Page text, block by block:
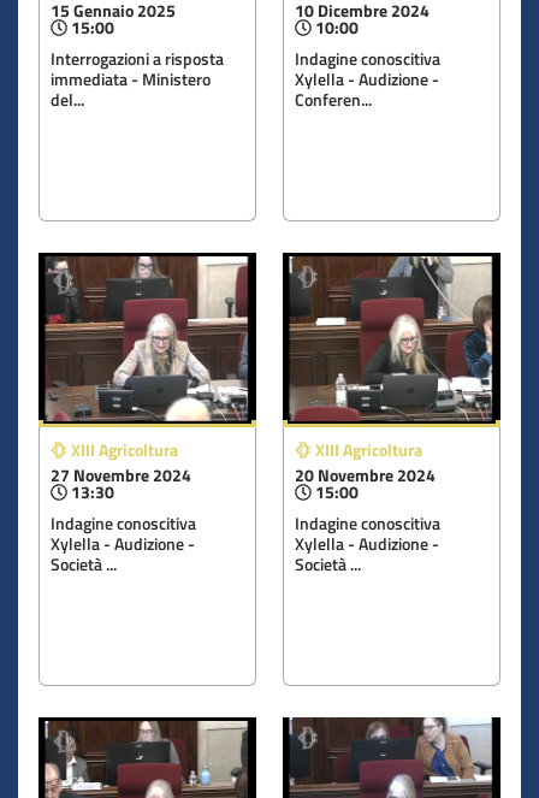
15 Gennaio 2025
15:00
Interrogazioni a risposta
immediata - Ministero
del...
10 Dicembre 2024
10:00
Indagine conoscitiva
Xylella - Audizione -
Conferen...
XIII Agricoltura
27 Novembre 2024
13:30
Indagine conoscitiva
Xylella - Audizione -
Società ...
XIII Agricoltura
20 Novembre 2024
15:00
Indagine conoscitiva
Xylella - Audizione -
Società ...